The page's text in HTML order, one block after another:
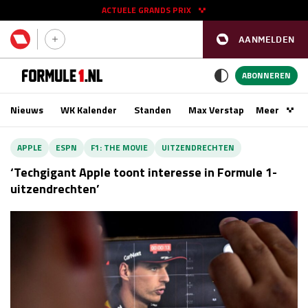
AANMELDEN
ACTUELE GRANDS PRIX
11 - 13 sep
Race
zo 15:00 - 17:00
GP AZERBEIDZJAN 2026 24 - 26 sep
vr 14:00 - 15:00
Kwalificatie
za 15:00 - 16:00
zo 14:00 - 16:00
ABONNEREN
Nieuws WK Kalender Standen Max VerstappenMeer
APPLE ESPN F1: THE MOVIE UITZENDRECHTEN
‘Techgigant Apple toont interesse in Formule 1-
uitzendrechten’